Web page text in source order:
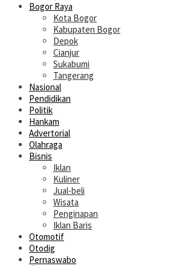
Bogor Raya
Kota Bogor
Kabupaten Bogor
Depok
Cianjur
Sukabumi
Tangerang
Nasional
Pendidikan
Politik
Hankam
Advertorial
Olahraga
Bisnis
Iklan
Kuliner
Jual-beli
Wisata
Penginapan
Iklan Baris
Otomotif
Otodig
Pernaswabo